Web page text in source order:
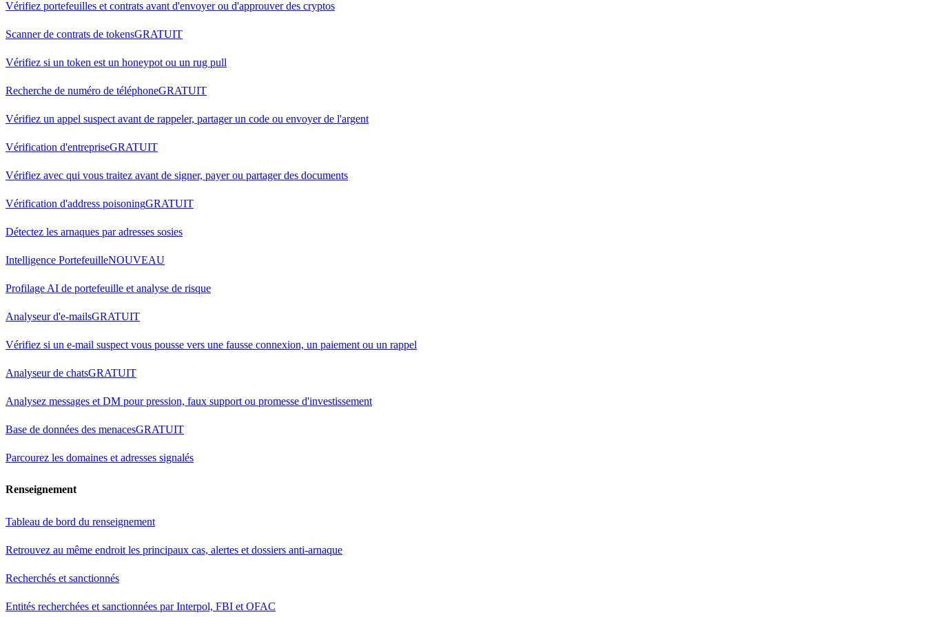
Vérifiez portefeuilles et contrats avant d'envoyer ou d'approuver des cryptos
Scanner de contrats de tokensGRATUIT
Vérifiez si un token est un honeypot ou un rug pull
Recherche de numéro de téléphoneGRATUIT
Vérifiez un appel suspect avant de rappeler, partager un code ou envoyer de l'argent
Vérification d'entrepriseGRATUIT
Vérifiez avec qui vous traitez avant de signer, payer ou partager des documents
Vérification d'address poisoningGRATUIT
Détectez les arnaques par adresses sosies
Intelligence PortefeuilleNOUVEAU
Profilage AI de portefeuille et analyse de risque
Analyseur d'e-mailsGRATUIT
Vérifiez si un e-mail suspect vous pousse vers une fausse connexion, un paiement ou un rappel
Analyseur de chatsGRATUIT
Analysez messages et DM pour pression, faux support ou promesse d'investissement
Base de données des menacesGRATUIT
Parcourez les domaines et adresses signalés
Renseignement
Tableau de bord du renseignement
Retrouvez au même endroit les principaux cas, alertes et dossiers anti-arnaque
Recherchés et sanctionnés
Entités recherchées et sanctionnées par Interpol, FBI et OFAC